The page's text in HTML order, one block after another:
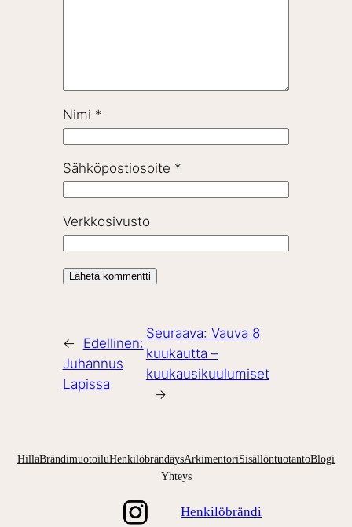
Nimi *
Sähköpostiosoite *
Verkkosivusto
←
Edellinen:
Juhannus
Lapissa
Seuraava: Vauva 8
kuukautta –
kuukausikuulumiset
→
HillaBrändimuotoiluHenkilöbrändäysArkimentoriSisällöntuotantoBlogi
Yhteys
Henkilöbrändi